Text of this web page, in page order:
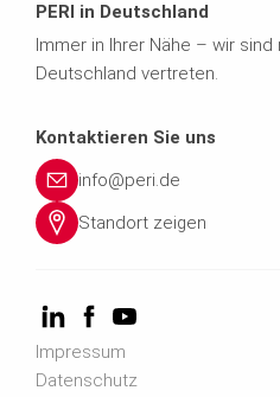
PERI in Deutschland
Immer in Ihrer Nähe – wir
Deutschland vertreten.
Kontaktieren Sie uns
info@peri.de
Standort zeigen
Impressum
Datenschutz